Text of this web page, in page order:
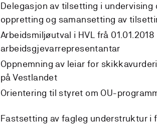
Delegasjon av tilsetting i
oppretting og samansetting av
Arbeidsmiljøutval i HVL frå 01.01.2018
arbeidsgjevarrepresentantar
Oppnemning av leiar for
på Vestlandet
Orientering til styret om OU-
Fastsetting av fagleg understruktur i